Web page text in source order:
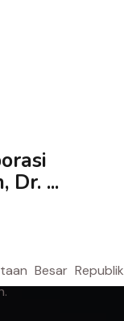
Dr. ...
Besar Republik